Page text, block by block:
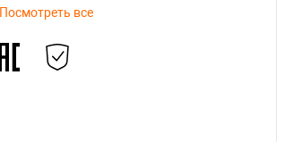
Посмотреть все